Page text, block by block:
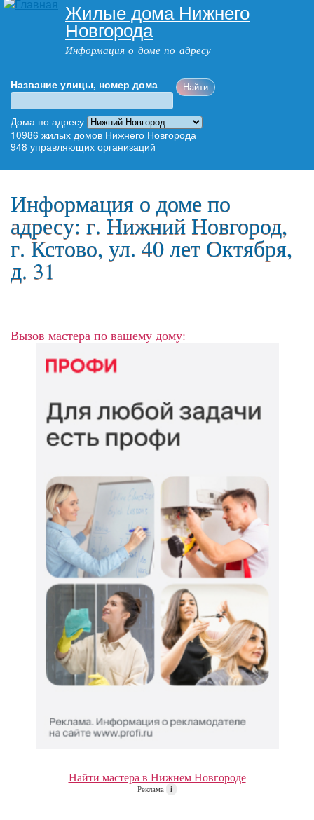
Перейти к
основному
содержанию
Жилые дома Нижнего
Новгорода
Информация о доме по адресу
Адрес дома
Название улицы, номер дома
Дома по адресу
10986 жилых домов Нижнего Новгорода
948 управляющих организаций
Информация о доме по
адресу: г. Нижний Новгород,
г. Кстово, ул. 40 лет Октября,
д. 31
Вызов мастера по вашему дому:
Найти мастера в Нижнем Новгороде
Реклама i